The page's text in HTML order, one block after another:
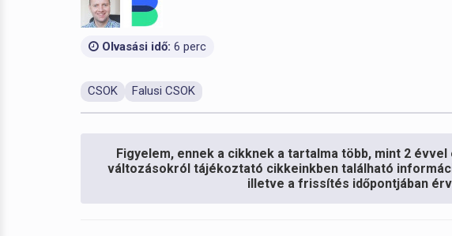
Olvasási idő: 6 perc
CSOK Falusi CSOK
Figyelem, ennek a cikknek a tartalma több, mint 2
változásokról tájékoztató cikkeinkben található
illetve a frissítés időpontjában